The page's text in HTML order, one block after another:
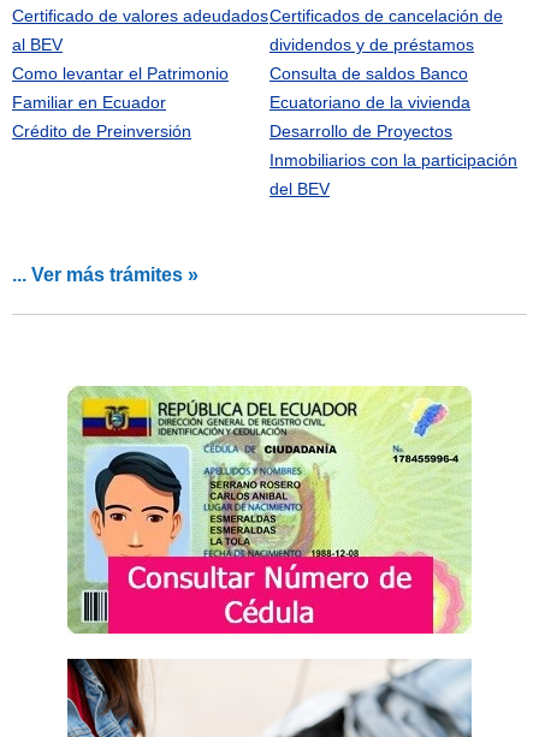
Certificado de valores adeudados
al BEV
Certificados de cancelación de
dividendos y de préstamos
Como levantar el Patrimonio
Familiar en Ecuador
Consulta de saldos Banco
Ecuatoriano de la vivienda
Crédito de Preinversión
Desarrollo de Proyectos
Inmobiliarios con la participación
del BEV
... Ver más trámites »